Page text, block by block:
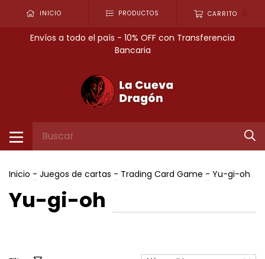
INICIO PRODUCTOS CARRITO
Envíos a todo el país - 10% OFF con Transferencia
Bancaria
Inicio - Juegos de cartas - Trading Card Game - Yu-gi-oh
Yu-gi-oh